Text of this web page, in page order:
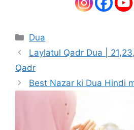
Categories
Dua
Laylatul Qadr Dua |
Qadr
Best Nazar ki Dua Hindi